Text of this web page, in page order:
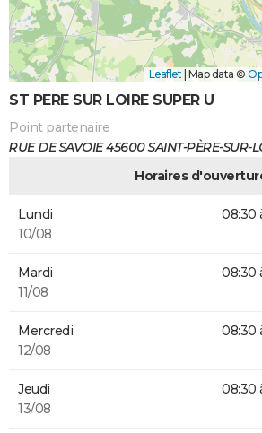
Leaflet Map data ©
ST PERE SUR LOIRE SUPER U
Point partenaire
RUE DE SAVOIE 45600 SAINT-PÈRE-SUR-
Horaires
Lundi
10/08
08:30
Mardi
11/08
08:30
Mercredi
12/08
08:30
Jeudi
13/08
08:30